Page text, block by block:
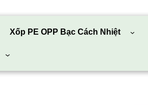
Xốp PE OPP Bạc Cách Nhiệt